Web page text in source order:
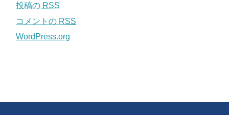
投稿の RSS
コメントの RSS
WordPress.org